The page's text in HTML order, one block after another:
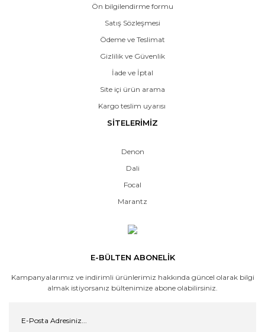
Ön bilgilendirme formu
Satış Sözleşmesi
Ödeme ve Teslimat
Gizlilik ve Güvenlik
İade ve İptal
Site içi ürün arama
Kargo teslim uyarısı
SİTELERİMİZ
Denon
Dali
Focal
Marantz
E-BÜLTEN ABONELİK
Kampanyalarımız ve indirimli ürünlerimiz hakkında güncel olarak bilgi
almak istiyorsanız bültenimize abone olabilirsiniz.